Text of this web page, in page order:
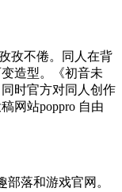
孜不倦。同人在背
造型。《初音未
时官方对同人创作
网站poppro 自由
落和游戏官网。